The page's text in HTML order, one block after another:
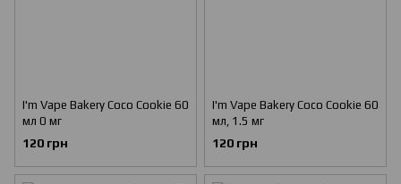
I'm Vape Bakery Coco Cookie 60
мл 0 мг
120 грн
I'm Vape Bakery Coco Cookie 60
мл, 1.5 мг
120 грн